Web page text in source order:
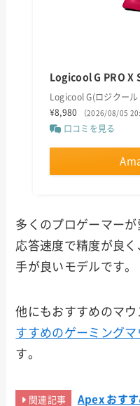
Logicool G PRO X
Logicool G(ロジクール
¥8,980
（2026/08/05
口コミを見る
多くのプロゲーマー
応答速度で精度が良
手が良いモデルです。
他にもおすすめのマウ
すすめのゲーミングマ
す。
関連記事 Apex おすす